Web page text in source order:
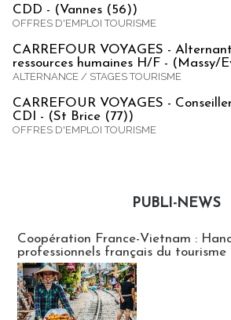
CDD - (Vannes (56))
OFFRES D'EMPLOI TOURISME
CARREFOUR VOYAGES -
ressources humaines H/F - (Massy/
ALTERNANCE / STAGES TOURISME
CARREFOUR VOYAGES -
CDI - (St Brice (77))
OFFRES D'EMPLOI TOURISME
PUBLI-NEWS
Coopération France-Vietnam :
professionnels français du tourisme